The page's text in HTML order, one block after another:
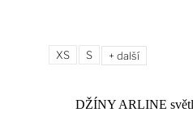
XS S + další
DŽÍNY ARLINE